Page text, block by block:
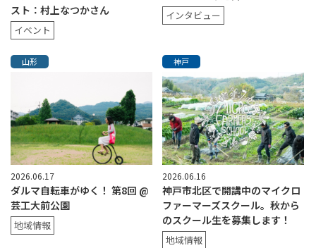
スト：村上なつかさん
イベント
インタビュー
山形
2026.06.17
ダルマ自転車がゆく！ 第8回 @
芸工大前公園
地域情報
神戸
2026.06.16
神戸市北区で開講中のマイクロ
ファーマーズスクール。秋から
のスクール生を募集します！
地域情報